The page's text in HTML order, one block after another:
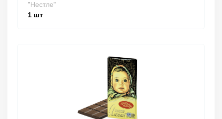
"Нестле"
1 шт